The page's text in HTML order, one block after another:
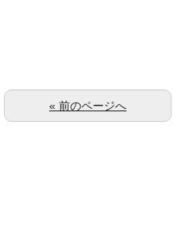
« 前のページへ